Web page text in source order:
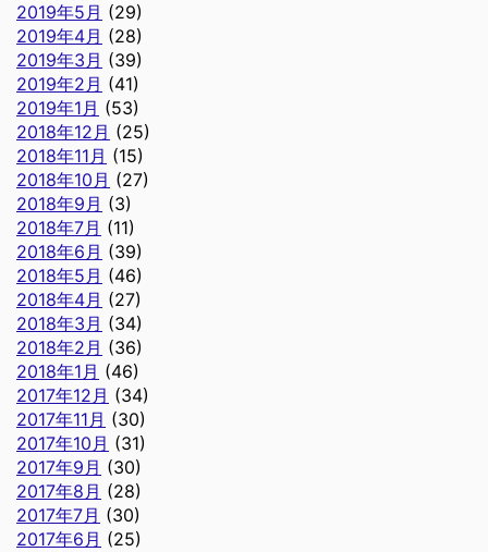
2019年5月 (29)
2019年4月 (28)
2019年3月 (39)
2019年2月 (41)
2019年1月 (53)
2018年12月 (25)
2018年11月 (15)
2018年10月 (27)
2018年9月 (3)
2018年7月 (11)
2018年6月 (39)
2018年5月 (46)
2018年4月 (27)
2018年3月 (34)
2018年2月 (36)
2018年1月 (46)
2017年12月 (34)
2017年11月 (30)
2017年10月 (31)
2017年9月 (30)
2017年8月 (28)
2017年7月 (30)
2017年6月 (25)